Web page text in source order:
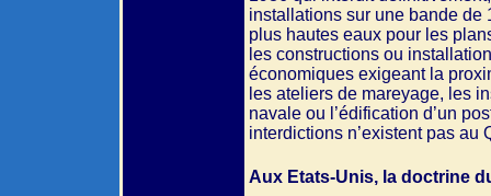
installations sur une bande de
plus hautes eaux pour les
les constructions ou
économiques exigeant la
les ateliers de mareyage, les
navale ou l’édification d’un
interdictions n’existent pas au
Aux Etats-Unis, la doctrine